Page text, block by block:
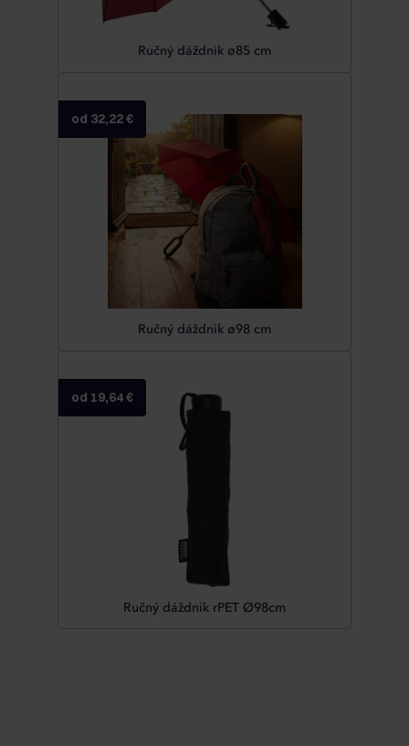
Ručný dáždnik ø85 cm
od 32,22 €
Ručný dáždnik ø98 cm
od 19,64 €
Ručný dáždnik rPET Ø98cm